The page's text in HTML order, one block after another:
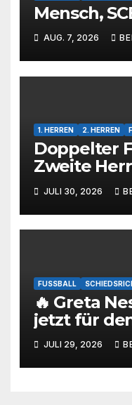
Mensch,
AUG. 7, 2026
1. HERREN 2. HERREN
Doppelter
Zweite
Herren
JULI 30, 2026
FUSSBALL
🔥 Greta
jetzt für
unsere
Prüfung
JULI 29, 2026